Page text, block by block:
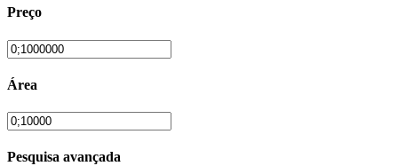
Preço
Área
Pesquisa avançada